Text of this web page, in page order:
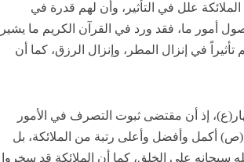
علل في التأثير، وأن لهم قدرة في
أمور ما، فقد ورد في القرآن الكريم ما يشير
في إنزال المطر، وإنزال الرزق، كما أن
إذ أن مقتضى ثبوت التصرف في الأمور
أكمل وأفضل وأعلى رتبة من الملائكة، بل
سبحانه على الخلق، كما أن الملائكة قد سخروا